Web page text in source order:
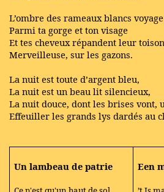
L’ombre des rameaux blancs voyage
Parmi ta gorge et ton visage
Et tes cheveux répandent leur toison
Merveilleuse, sur les gazons.
La nuit est toute d’argent bleu,
La nuit est un beau lit silencieux,
La nuit douce, dont les brises vont,
Effeuiller les grands lys dardés au
Un lambeau de patrie Een